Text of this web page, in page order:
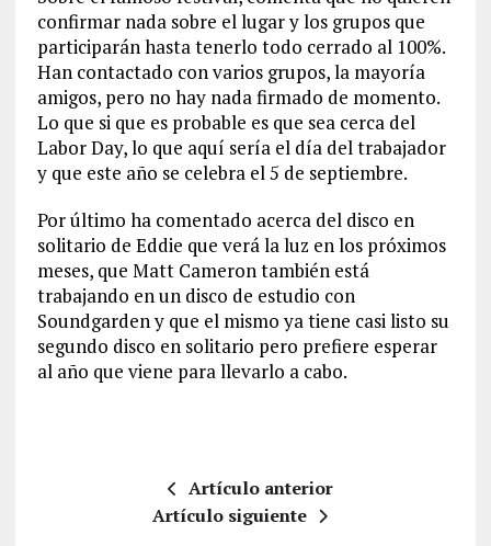
confirmar nada sobre el lugar y los grupos que
participarán hasta tenerlo todo cerrado al 100%.
Han contactado con varios grupos, la mayoría
amigos, pero no hay nada firmado de momento.
Lo que si que es probable es que sea cerca del
Labor Day, lo que aquí sería el día del trabajador
y que este año se celebra el 5 de septiembre.
Por último ha comentado acerca del disco en
solitario de Eddie que verá la luz en los próximos
meses, que Matt Cameron también está
trabajando en un disco de estudio con
Soundgarden y que el mismo ya tiene casi listo su
segundo disco en solitario pero prefiere esperar
al año que viene para llevarlo a cabo.
Artículo anterior
Artículo siguiente